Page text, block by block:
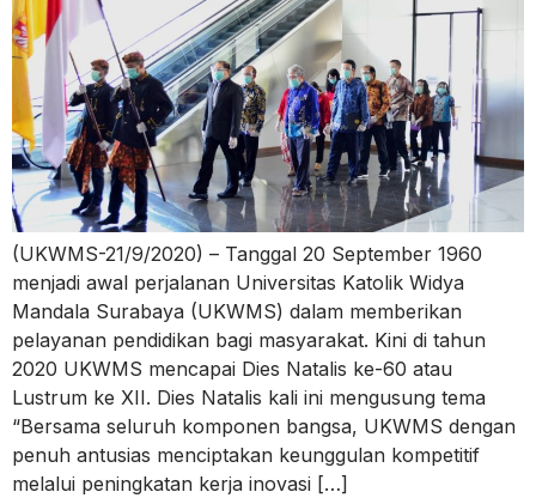
(UKWMS-21/9/2020) – Tanggal 20 September 1960
menjadi awal perjalanan Universitas Katolik Widya
Mandala Surabaya (UKWMS) dalam memberikan
pelayanan pendidikan bagi masyarakat. Kini di tahun
2020 UKWMS mencapai Dies Natalis ke-60 atau
Lustrum ke XII. Dies Natalis kali ini mengusung tema
“Bersama seluruh komponen bangsa, UKWMS dengan
penuh antusias menciptakan keunggulan kompetitif
melalui peningkatan kerja inovasi […]